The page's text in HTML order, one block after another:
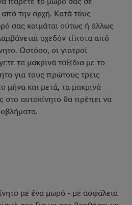
από την αρχή. Κατά τους
σας κοιμάται ούτως ή άλλως
σχεδόν τίποτα από
Ωστόσο, οι γιατροί
τα μακρινά ταξίδια με το
για τους πρώτους τρεις
μήνα και μετά, τα μακρινά
στο αυτοκίνητο θα πρέπει να
με ένα μωρό - με ασφάλεια